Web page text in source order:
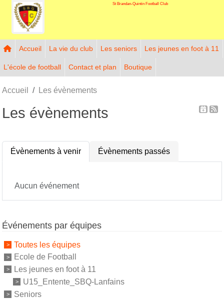
St Brandan-Quintin Football Club
Accueil La vie du club Les seniors Les jeunes en foot à 11
L'école de football Contact et plan Boutique
Accueil Les évènements
Les évènements
Évènements à venir Évènements passés
Aucun événement
Événements par équipes
Toutes les équipes
Ecole de Football
Les jeunes en foot à 11
U15_Entente_SBQ-Lanfains
Seniors
Panneau de gestion des cookies